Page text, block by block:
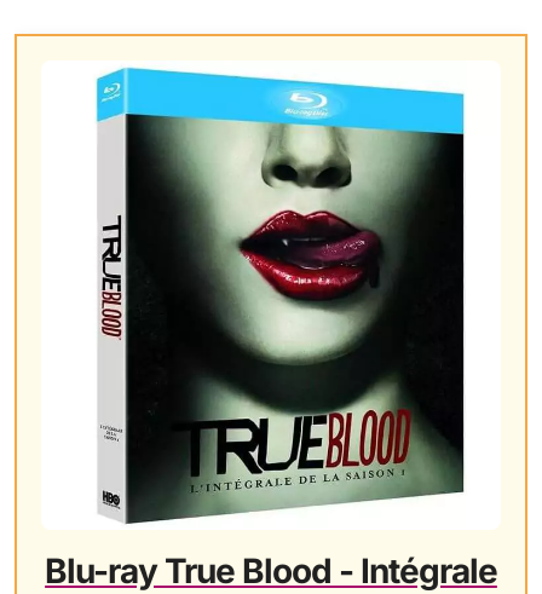
Blu-ray True Blood - Intégrale